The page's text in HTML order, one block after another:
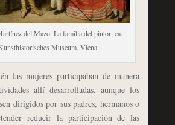
del Mazo: La familia del pintor, ca.
Museum, Viena.
mujeres participaban de manera
allí desarrolladas, aunque los
dirigidos por sus padres, hermanos o
reducir la participación de las